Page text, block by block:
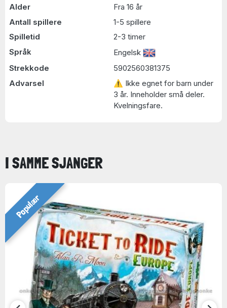
Alder
Fra 16 år
Antall spillere
1-5 spillere
Spilletid
2-3 timer
Språk
Engelsk
Strekkode
5902560381375
Advarsel
⚠ Ikke egnet for barn under
3 år. Inneholder små deler.
Kvelningsfare.
I SAMME SJANGER
Populær